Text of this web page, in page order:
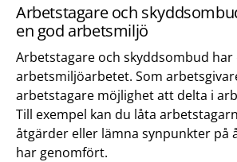
Arbetstagare och
en god arbetsmiljö
Arbetstagare och skyddsombud har
arbetsmiljöarbetet. Som
arbetstagare möjlighet att delta i
Till exempel kan du låta
åtgärder eller lämna synpunkter på
har genomfört.